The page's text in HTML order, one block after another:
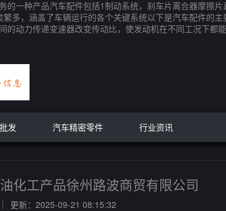
的一种产品汽车配件包括1制动系统，刹车片离合器摩
多，涵盖了车辆运行的各个关键系统以下是汽车配件的
动力传递变速器改变传动比，使发动机在不同工况下都能
发 汽车精密零件 行业资讯
化工产品徐州路波商贸有限公司
更新：2025-09-21 08:15:32